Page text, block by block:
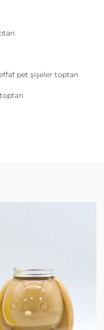
pet şişeler toptan